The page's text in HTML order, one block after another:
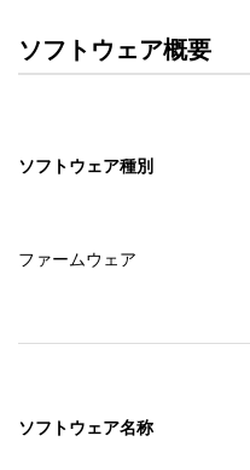
ソフトウェアの保証範囲
・ソフトウェアのダウン
セイコーエプソン株式会社
ソフトウェア概要
ソフトウェア種別
ファームウェア
ソフトウェア名称